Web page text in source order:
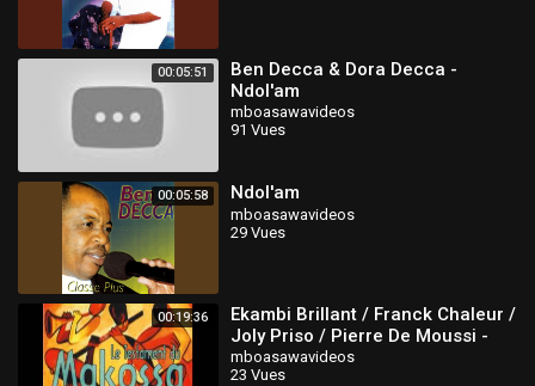
00:05:51
Ben Decca & Dora Decca -
Ndol'am
mboasawavideos
91 Vues
00:05:58 Ndol'am
mboasawavideos
29 Vues
00:19:36
Ekambi Brillant / Franck Chaleur /
Joly Priso / Pierre De Moussi -
Ndol'a bulu
mboasawavideos
23 Vues